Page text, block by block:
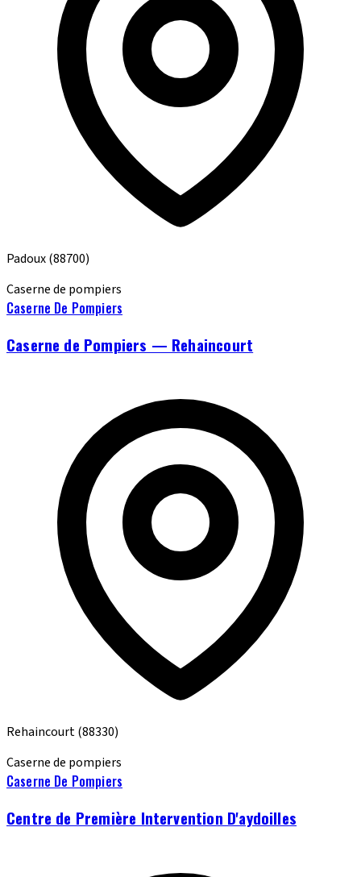
Padoux(88700)
Caserne de pompiers
Caserne De Pompiers
Caserne de Pompiers — Rehaincourt
Rehaincourt(88330)
Caserne de pompiers
Caserne De Pompiers
Centre de Première Intervention D'aydoilles